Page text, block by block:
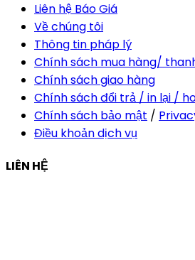
Liên hệ Báo Giá
Về chúng tôi
Thông tin pháp lý
Chính sách mua hàng/
Chính sách giao hàng
Chính sách đổi trả / in lại /
Chính sách bảo mật /
Điều khoản dịch vụ
LIÊN HỆ